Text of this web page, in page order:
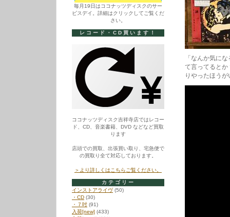
「なんか気に
て言ってるとか
りやったほう
毎月19日はココナッツディスクのサー
ビスデイ。詳細はクリックしてご覧くだ
さい。
レコード・CD買います！
ココナッツディスク吉祥寺店ではレコー
ド、CD、音楽書籍、DVD などなど買取
ります
店頭での買取、出張買い取り、宅急便で
の買取り全て対応しております。
＞より詳しくはこちらご覧ください。
カテゴリー
インストアライヴ(50)
・CD (30)
・７吋 (91)
入荷[new] (433)